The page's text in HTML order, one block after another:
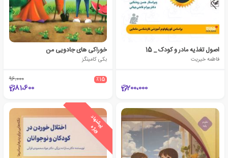
اصول تغذیه مادر و کودک _ 15
فاطمه خیریت
200،000
خوراکی های جادویی من
بکی کامینگز
٪15 96،000
81،600
پ
ی
ش
ن
ه
ا
د
و
ی
ژ
ه